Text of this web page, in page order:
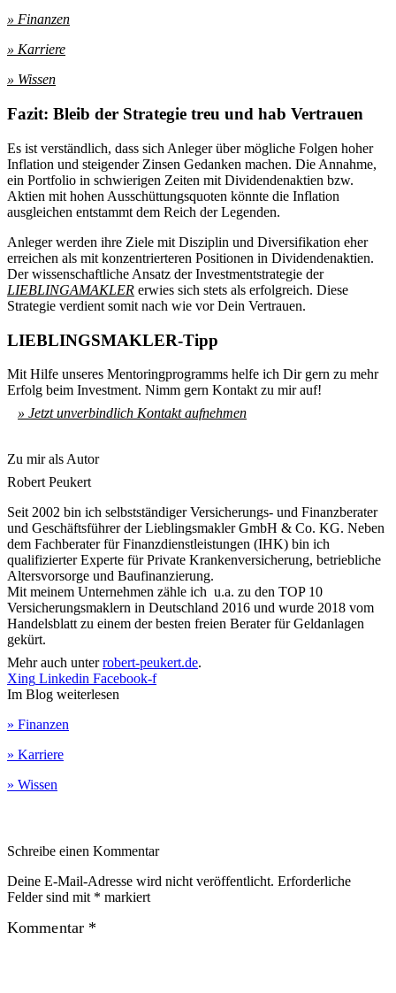
» Finanzen
» Karriere
» Wissen
Fazit: Bleib der Strategie treu und hab Vertrauen
Es ist verständlich, dass sich Anleger über mögliche Folgen hoher
Inflation und steigender Zinsen Gedanken machen. Die Annahme,
ein Portfolio in schwierigen Zeiten mit Dividendenaktien bzw.
Aktien mit hohen Ausschüttungsquoten könnte die Inflation
ausgleichen entstammt dem Reich der Legenden.
Anleger werden ihre Ziele mit Disziplin und Diversifikation eher
erreichen als mit konzentrierteren Positionen in Dividendenaktien.
Der wissenschaftliche Ansatz der Investmentstrategie der
LIEBLINGAMAKLER erwies sich stets als erfolgreich. Diese
Strategie verdient somit nach wie vor Dein Vertrauen.
LIEBLINGSMAKLER-Tipp
Mit Hilfe unseres Mentoringprogramms helfe ich Dir gern zu mehr
Erfolg beim Investment. Nimm gern Kontakt zu mir auf!
» Jetzt unverbindlich Kontakt aufnehmen
Zu mir als Autor
Robert Peukert
Seit 2002 bin ich selbstständiger Versicherungs- und Finanzberater
und Geschäftsführer der Lieblingsmakler GmbH & Co. KG. Neben
dem Fachberater für Finanzdienstleistungen (IHK) bin ich
qualifizierter Experte für Private Krankenversicherung, betriebliche
Altersvorsorge und Baufinanzierung.
Mit meinem Unternehmen zähle ich u.a. zu den TOP 10
Versicherungsmaklern in Deutschland 2016 und wurde 2018 vom
Handelsblatt zu einem der besten freien Berater für Geldanlagen
gekürt.
Mehr auch unterrobert-peukert.de.
Xing Linkedin Facebook-f
Im Blog weiterlesen
» Finanzen
» Karriere
» Wissen
Schreibe einen Kommentar
Deine E-Mail-Adresse wird nicht veröffentlicht. Erforderliche
Felder sind mit * markiert
Kommentar *